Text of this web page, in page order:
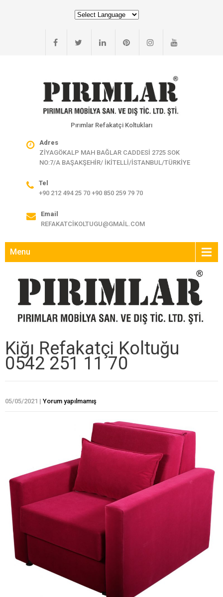
Pırımlar Refakatçi Koltukları
Adres
ZİYAGÖKALP MAH BAĞLAR CADDESİ 2725 SOK
NO:7/A BAŞAKŞEHİR/ İKİTELLİ/İSTANBUL/TÜRKİYE
Tel
+90 212 494 25 70 +90 850 259 79 70
Email
REFAKATCIKOLTUGU@GMAIL.COM
Menu
Kiğı Refakatçi Koltuğu
0542 251 11 70
05/05/2021 | Yorum yapılmamış